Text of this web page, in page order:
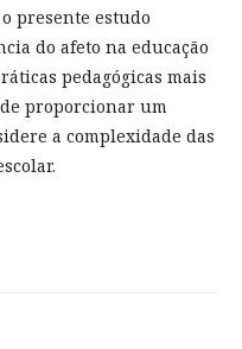
presente estudo
do afeto na educação
pedagógicas mais
proporcionar um
a complexidade das